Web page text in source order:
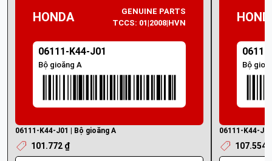
HONDA
GENUINE PARTS
TCCS: 01|2008|HVN
06111-K44-J01
Bộ gioăng A
06111-K44-J01 | Bộ gioăng A
101.772 ₫
Bộ
06111-K44-
107.554